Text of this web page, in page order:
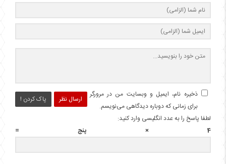
ارسال نظر پاک کردن !
ذخیره نام، ایمیل و وبسایت من در مرورگر
برای زمانی که دوباره دیدگاهی می‌نویسم.
لطفا پاسخ را به عدد انگلیسی وارد کنید:
4 × پنج =